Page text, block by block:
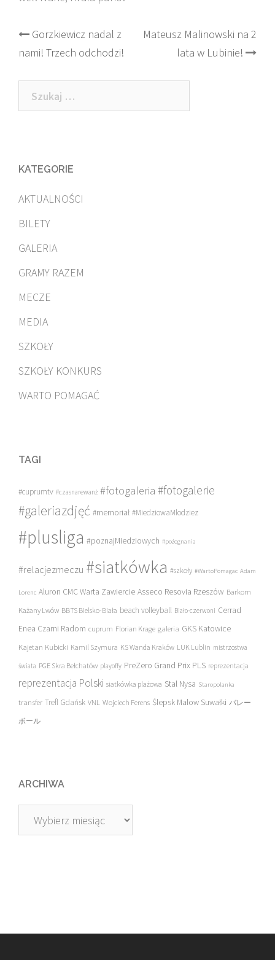
Post
navigation
Gorzkiewicz nadal z
nami! Trzech odchodzi!
Mateusz Malinowski na 2
lata w Lubinie!
Szukaj:
KATEGORIE
AKTUALNOŚCI
BILETY
GALERIA
GRAMY RAZEM
MECZE
MEDIA
SZKOŁY
SZKOŁY KONKURS
WARTO POMAGAĆ
TAGI
#cuprumtv #czasnarewanż #fotogaleria #fotogalerie
#galeriazdjęć #memoriał #MiedziowaMlodziez
#plusliga #poznajMiedziowych #pożegnania
#relacjezmeczu #siatkówka #szkoły #WartoPomagac Adam
Lorenc Aluron CMC Warta Zawiercie Asseco Resovia Rzeszów Barkom
Każany Lwów BBTS Bielsko-Biała beach volleyball Biało-czerwoni Cerrad
Enea Czarni Radom cuprum Florian Krage galeria GKS Katowice
Kajetan Kubicki Kamil Szymura KS Wanda Kraków LUK Lublin mistrzostwa
świata PGE Skra Bełchatów playoffy PreZero Grand Prix PLS reprezentacja
reprezentacja Polski siatkówka plażowa Stal Nysa Staropolanka
transfer Trefl Gdańsk VNL Wojciech Ferens Ślepsk Malow Suwałki バレー
ボール
ARCHIWA
Archiwa